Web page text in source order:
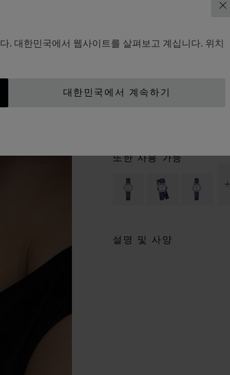
닫
. 대한민국에서 웹사이트를 살펴보고 계십니다. 위치
대한민국에서 계속하기
25 MM, 쿼츠, 윤리적 로즈
문의하기
또한 사용 가능
설명 및 사양